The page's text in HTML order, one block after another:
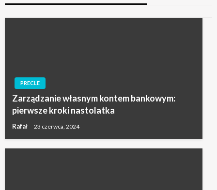
PRECLE
Zarządzanie własnym kontem bankowym:
pierwsze kroki nastolatka
Rafał 23 czerwca, 2024